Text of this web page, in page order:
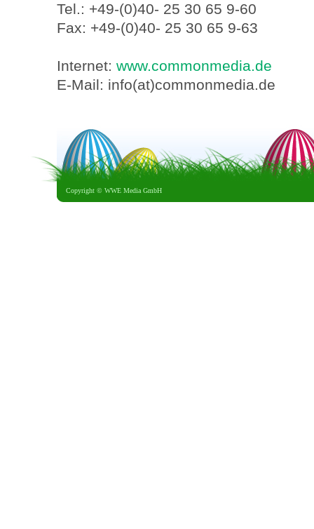
Tel.: +49-(0)40- 25 30 65 9-60
Fax: +49-(0)40- 25 30 65 9-63
Internet: www.commonmedia.de
E-Mail: info(at)commonmedia.de
Copyright © WWE Media GmbH